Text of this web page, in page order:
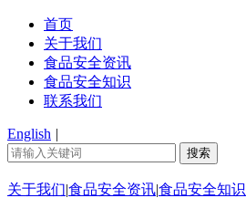
首页
关于我们
食品安全资讯
食品安全知识
联系我们
English |
关于我们|食品安全资讯|食品安全知识